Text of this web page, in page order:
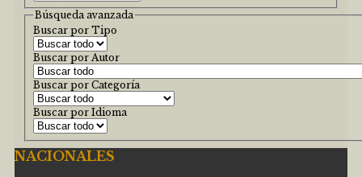
Búsqueda avanzada
Buscar por Tipo
Buscar por Autor
Buscar por Categoría
Buscar por Idioma
NACIONALES